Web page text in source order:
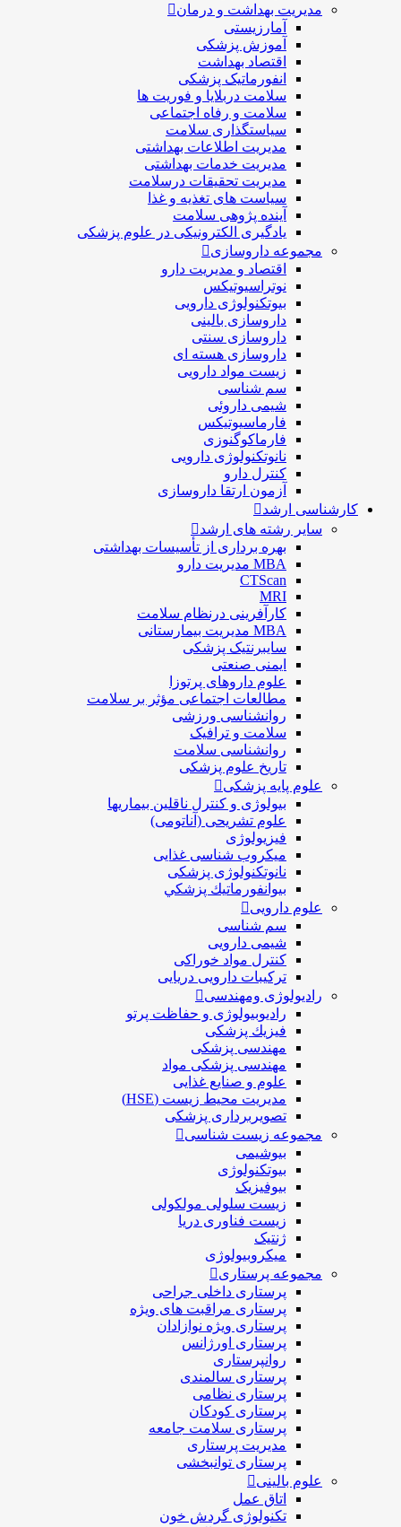
مدیریت بهداشت و درمان
آمارزیستی
آموزش پزشکی
اقتصاد بهداشت
انفورماتیک پزشکی
سلامت دربلايا و فوريت ها
سلامت و رفاه اجتماعی
سیاستگذاری سلامت
مدیریت اطلاعات بهداشتی
مدیریت خدمات بهداشتی
مدیریت تحقیقات درسلامت
سیاست های تغذیه و غذا
آینده پژوهی سلامت
یادگیری الکترونیکی در علوم پزشکی
مجموعه داروسازی
اقتصاد و مديريت دارو
نوتراسیوتیکس
بيوتكنولوژی دارویی
داروسازی بالينی
داروسازی سنتی
داروسازی هسته ای
زیست مواد دارویی
سم شناسی
شيمی داروئی
فارماسيوتيكس
فارماكوگنوزی
نانوتکنولوژی دارویی
كنترل دارو
آزمون ارتقا داروسازی
کارشناسی ارشد
سایر رشته های ارشد
بهره برداری از تأسیسات بهداشتی
MBA مدیریت دارو
CTScan
MRI
کارآفرینی درنظام سلامت
MBA مدیریت بیمارستانی
سایبرنتیک پزشکی
ایمنی صنعتی
علوم داروهای پرتوزا
مطالعات اجتماعی مؤثر بر سلامت
روانشناسی ورزشی
سلامت و ترافیک
روانشناسی سلامت
تاریخ علوم پزشکی
علوم پایه پزشکی
بیولوژی و کنترل ناقلین بیماریها
علوم تشریحی (آناتومی)
فیزیولوژی
ميكروب شناسی غذایی
نانوتکنولوژی پزشکی
بيوانفورماتيك پزشكي
علوم دارویی
سم شناسی
شیمی دارویی
کنترل مواد خوراکی
ترکیبات دارویی دریایی
رادیولوژی ومهندسی
رادیوبیولوژی و حفاظت پرتو
فيزيك پزشکی
مهندسی پزشکی
مهندسی پزشکی مواد
علوم و صنايع غذایی
مدیریت محیط زیست (HSE)
تصویربرداری پزشکی
مجموعه زیست شناسی
بیوشیمی
بیوتکنولوژی
بیوفیزیک
زیست سلولی مولکولی
زیست فناوری دریا
ژنتیک
میکروبیولوژی
مجموعه پرستاری
پرستاری داخلی جراحی
پرستاری مراقبت های ويژه
پرستاری ويژه نوازادان
پرستاری اورژانس
روانپرستاری
پرستاری سالمندی
پرستاری نظامی
پرستاری کودکان
پرستاری سلامت جامعه
مدیریت پرستاری
پرستاری توانبخشی
علوم بالینی
اتاق عمل
تکنولوژی گردش خون